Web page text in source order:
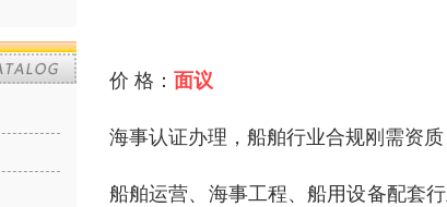
价 格： 面议
海事认证办理，船舶行业合规刚需资质
船舶运营、海事工程、船用设备配套